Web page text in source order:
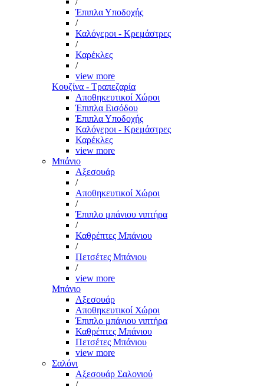
Έπιπλα Υποδοχής
/
Καλόγεροι - Κρεμάστρες
/
Καρέκλες
/
view more
Κουζίνα - Τραπεζαρία
Αποθηκευτικοί Χώροι
Έπιπλα Εισόδου
Έπιπλα Υποδοχής
Καλόγεροι - Κρεμάστρες
Καρέκλες
view more
Μπάνιο
Αξεσουάρ
/
Αποθηκευτικοί Χώροι
/
Έπιπλο μπάνιου νιπτήρα
/
Καθρέπτες Μπάνιου
/
Πετσέτες Μπάνιου
/
view more
Μπάνιο
Αξεσουάρ
Αποθηκευτικοί Χώροι
Έπιπλο μπάνιου νιπτήρα
Καθρέπτες Μπάνιου
Πετσέτες Μπάνιου
view more
Σαλόνι
Αξεσουάρ Σαλονιού